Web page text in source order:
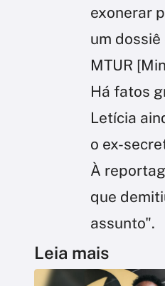
exonerar
um
MTUR
Há fatos
Letícia
o ex-
À
que
assunto".
Leia mais